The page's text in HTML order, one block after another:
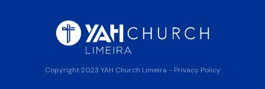
Copyright 2023 YAH Church Limeira - Privacy Policy